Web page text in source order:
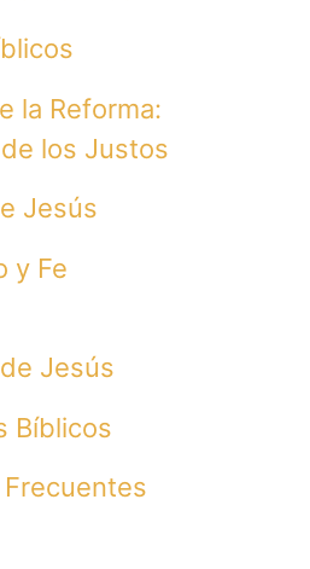
la Reforma:
los Justos
Jesús
y Fe
Jesús
Bíblicos